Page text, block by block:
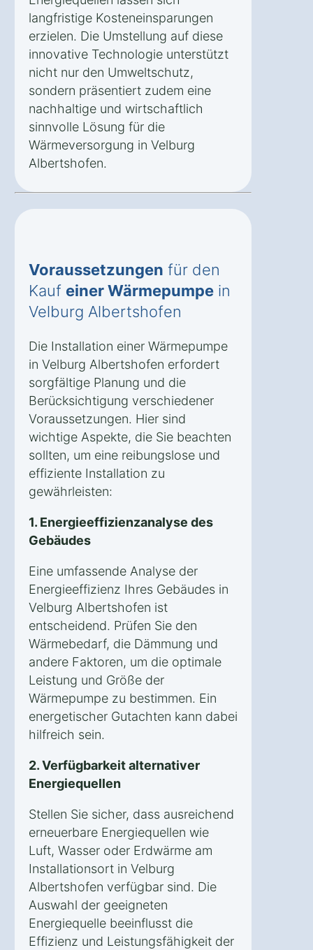
langfristige Kosteneinsparungen
erzielen. Die Umstellung auf diese
innovative Technologie unterstützt
nicht nur den Umweltschutz,
sondern präsentiert zudem eine
nachhaltige und wirtschaftlich
sinnvolle Lösung für die
Wärmeversorgung in Velburg
Albertshofen.
Voraussetzungen für den
Kauf einer Wärmepumpe in
Velburg Albertshofen
Die Installation einer Wärmepumpe
in Velburg Albertshofen erfordert
sorgfältige Planung und die
Berücksichtigung verschiedener
Voraussetzungen. Hier sind
wichtige Aspekte, die Sie beachten
sollten, um eine reibungslose und
effiziente Installation zu
gewährleisten:
1. Energieeffizienzanalyse des
Gebäudes
Eine umfassende Analyse der
Energieeffizienz Ihres Gebäudes in
Velburg Albertshofen ist
entscheidend. Prüfen Sie den
Wärmebedarf, die Dämmung und
andere Faktoren, um die optimale
Leistung und Größe der
Wärmepumpe zu bestimmen. Ein
energetischer Gutachten kann dabei
hilfreich sein.
2. Verfügbarkeit alternativer
Energiequellen
Stellen Sie sicher, dass ausreichend
erneuerbare Energiequellen wie
Luft, Wasser oder Erdwärme am
Installationsort in Velburg
Albertshofen verfügbar sind. Die
Auswahl der geeigneten
Energiequelle beeinflusst die
Effizienz und Leistungsfähigkeit der